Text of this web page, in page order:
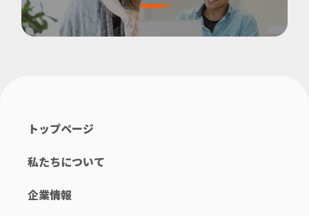
トップページ
私たちについて
企業情報